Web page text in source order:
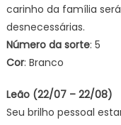
carinho da família
desnecessárias.
Número da sorte: 5
Cor: Branco
Leão (22/07 – 22/08)
Seu brilho pessoal